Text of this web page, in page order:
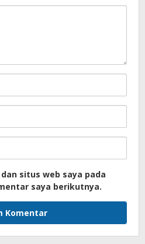
situs web saya pada
saya berikutnya.